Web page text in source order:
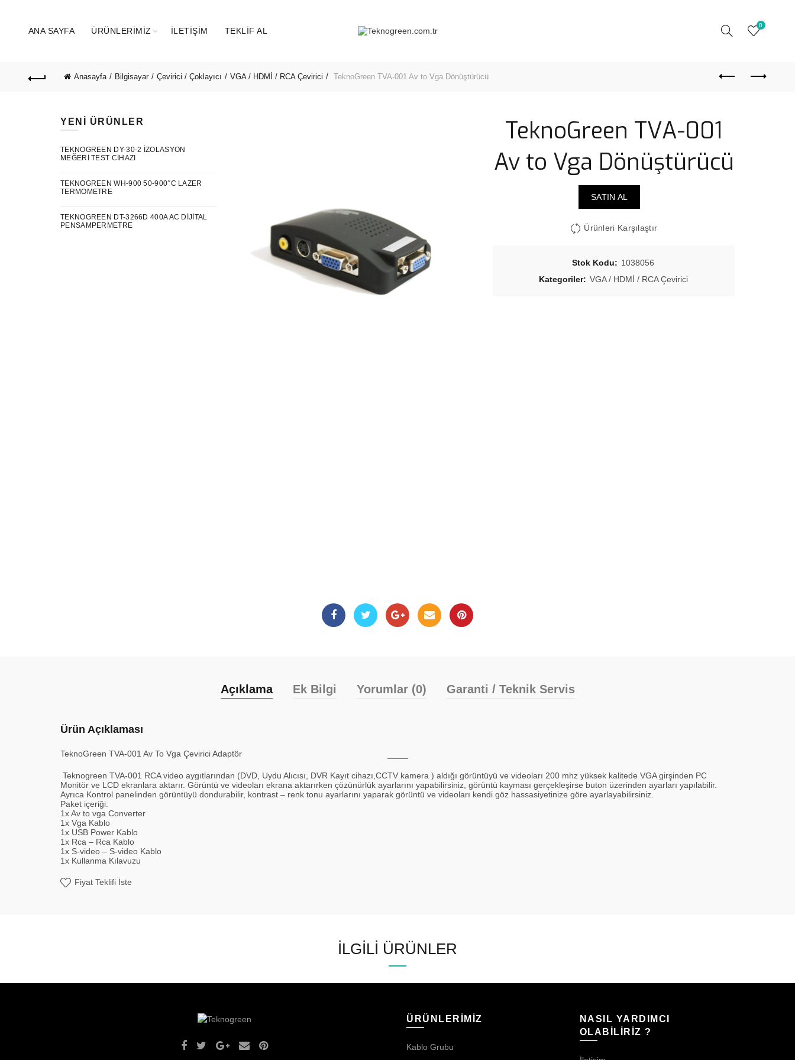
ANA SAYFA ÜRÜNLERIMIZ İLETIŞIM TEKLIF AL
0
Anasayfa Bilgisayar Çevirici / Çoklayıcı VGA / HDMİ / RCA Çevirici TeknoGreen TVA-001 Av to Vga Dönüştürücü
TeknoGreen TVA-001
Av to Vga Dönüştürücü
SATIN AL
Ürünleri Karşılaştır
Stok Kodu: 1038056
Kategoriler: VGA / HDMİ / RCA Çevirici
YENI ÜRÜNLER
TEKNOGREEN DY-30-2 İZOLASYON
MEĞERI TEST CIHAZI
TEKNOGREEN WH-900 50-900°C LAZER
TERMOMETRE
TEKNOGREEN DT-3266D 400A AC DIJITAL
PENSAMPERMETRE
Açıklama Ek Bilgi Yorumlar (0) Garanti / Teknik Servis
Ürün Açıklaması
TeknoGreen TVA-001 Av To Vga Çevirici Adaptör
Teknogreen TVA-001 RCA video aygıtlarından (DVD, Uydu Alıcısı, DVR Kayıt cihazı,CCTV kamera ) aldığı görüntüyü ve videoları 200 mhz yüksek kalitede VGA girşinden PC
Monitör ve LCD ekranlara aktarır. Görüntü ve videoları ekrana aktarırken çözünürlük ayarlarını yapabilirsiniz, görüntü kayması gerçekleşirse buton üzerinden ayarları yapılabilir.
Ayrıca Kontrol panelinden görüntüyü dondurabilir, kontrast – renk tonu ayarlarını yaparak görüntü ve videoları kendi göz hassasiyetinize göre ayarlayabilirsiniz.
Paket içeriği:
1x Av to vga Converter
1x Vga Kablo
1x USB Power Kablo
1x Rca – Rca Kablo
1x S-video – S-video Kablo
1x Kullanma Kılavuzu
Fiyat Teklifi İste
İLGILI ÜRÜNLER
ÜRÜNLERİMİZ
Kablo Grubu
NASIL YARDIMCI
OLABİLİRİZ ?